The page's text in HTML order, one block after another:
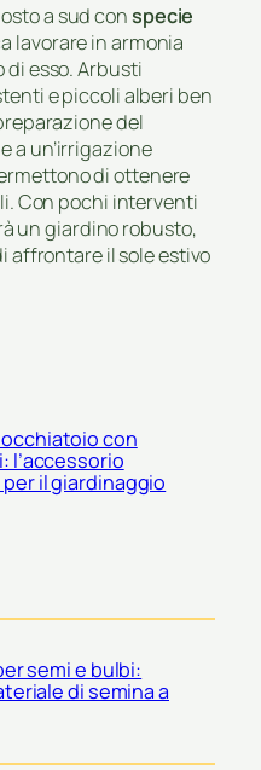
a sud conspecie
lavorare in armonia
esso. Arbusti
e piccoli alberi ben
del
a un’irrigazione
di ottenere
Con pochi interventi
un giardino robusto,
affrontare il sole estivo
con
l’accessorio
il giardinaggio
semi e bulbi:
di semina a